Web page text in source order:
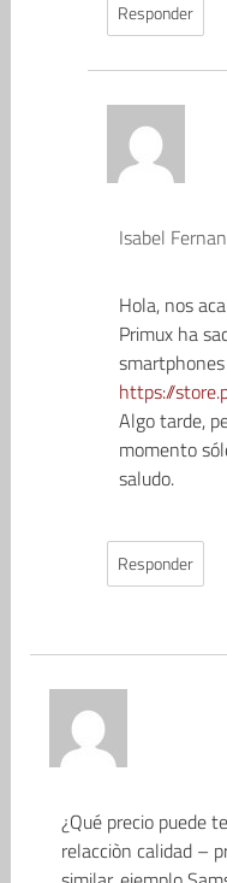
Responder
Isabel
Hola, nos
Primux ha
https://
Algo tarde,
momento
saludo.
Responder
¿Qué precio puede
relacciòn calidad –